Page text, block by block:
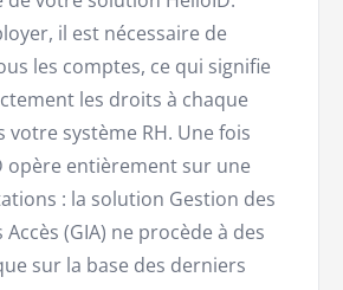
il est nécessaire de
les comptes, ce qui signifie
les droits à chaque
système RH. Une fois
opère entièrement sur une
: la solution Gestion des
(GIA) ne procède à des
sur la base des derniers